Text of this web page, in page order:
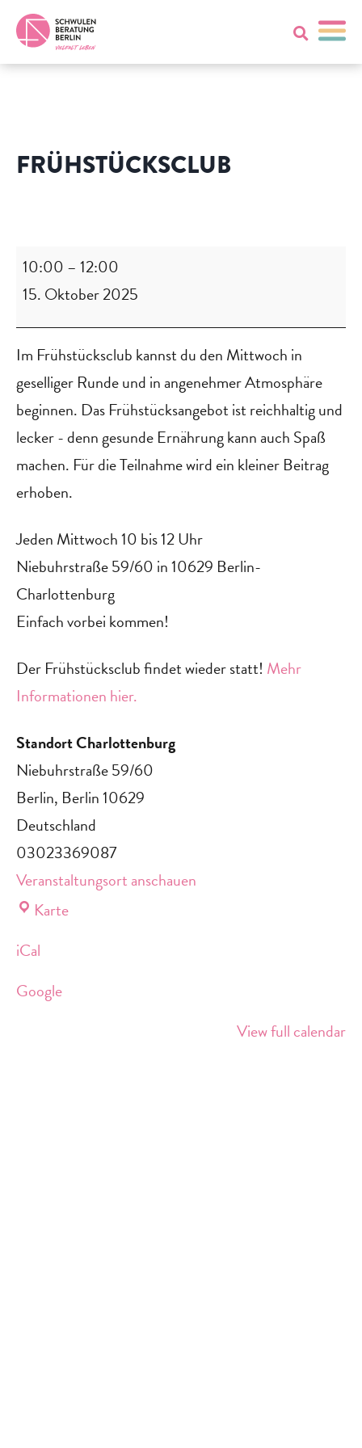
FRÜHSTÜCKSCLUB
10:00 – 12:00
15. Oktober 2025
Im Frühstücksclub kannst du den Mittwoch in
geselliger Runde und in angenehmer Atmosphäre
beginnen. Das Frühstücksangebot ist reichhaltig und
lecker - denn gesunde Ernährung kann auch Spaß
machen. Für die Teilnahme wird ein kleiner Beitrag
erhoben.
Jeden Mittwoch 10 bis 12 Uhr
Niebuhrstraße 59/60 in 10629 Berlin-
Charlottenburg
Einfach vorbei kommen!
‍Der Frühstücksclub findet wieder statt! Mehr
Informationen hier.
Standort Charlottenburg
Niebuhrstraße 59/60
Berlin, Berlin10629
Deutschland
03023369087
Veranstaltungsort anschauen
KarteStandort
iCal
Google
View full calendar